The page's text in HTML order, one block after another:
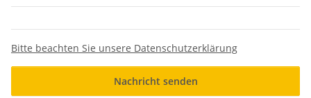
Bitte beachten Sie unsere Datenschutzerklärung
Nachricht senden